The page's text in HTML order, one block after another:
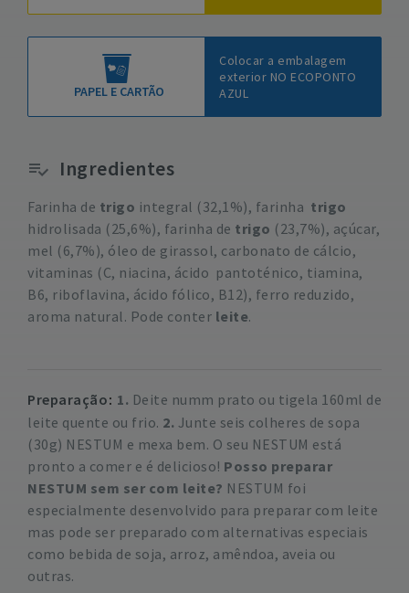
PAPEL E CARTÃO
Colocar a embalagem
exterior NO ECOPONTO
AZUL
Ingredientes
Farinha de trigo integral (32,1%), farinha trigo
hidrolisada (25,6%), farinha de trigo (23,7%), açúcar,
mel (6,7%), óleo de girassol, carbonato de cálcio,
vitaminas (C, niacina, ácido pantoténico, tiamina,
B6, riboflavina, ácido fólico, B12), ferro reduzido,
aroma natural. Pode conter leite.
Preparação 1. Deite numm prato ou tigela 160ml de
leite quente ou frio. 2. Junte seis colheres de sopa
(30g) NESTUM e mexa bem. O seu NESTUM está
pronto a comer e é delicioso! Posso preparar
NESTUM sem ser com leite? NESTUM foi
especialmente desenvolvido para preparar com leite
mas pode ser preparado com alternativas especiais
como bebida de soja, arroz, amêndoa, aveia ou
outras.